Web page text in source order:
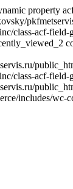
property
class-acf-field-
class-acf-
includes/wc-